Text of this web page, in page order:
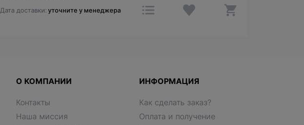
Дата доставки: уточните у менеджера
О КОМПАНИИ
Контакты
Наша миссия
ИНФОРМАЦИЯ
Как сделать заказ?
Оплата и получение